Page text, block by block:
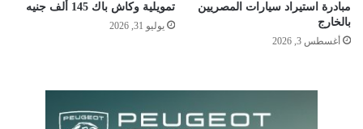
مبادرة استيراد سيارات المصريين
بالخارج
أغسطس 3, 2026
تمويلية وكاش باك 145 ألف جنيه
يوليو 31, 2026